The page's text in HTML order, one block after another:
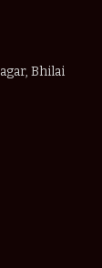
Bhilai